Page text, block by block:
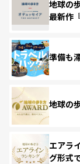
地球の
最新作
準備も
地球の
エアラ
グ形式